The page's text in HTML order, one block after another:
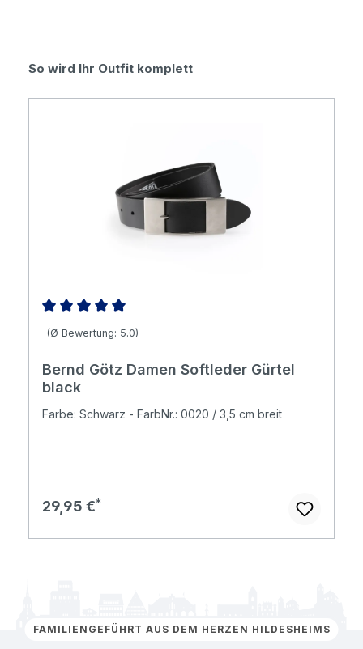
Produktgalerie überspringen
So wird Ihr Outfit komplett
Durchschnittliche Bewertung von 5 von 5 Sternen
(Ø Bewertung: 5.0)
Bernd Götz Damen Softleder Gürtel
black
Farbe: Schwarz - FarbNr.: 0020 / 3,5 cm breit
Regulärer Preis:
29,95 €
FAMILIENGEFÜHRT AUS DEM HERZEN HILDESHEIMS